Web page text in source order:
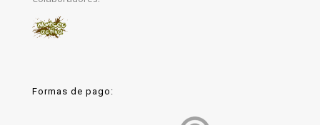
Formas de pago: